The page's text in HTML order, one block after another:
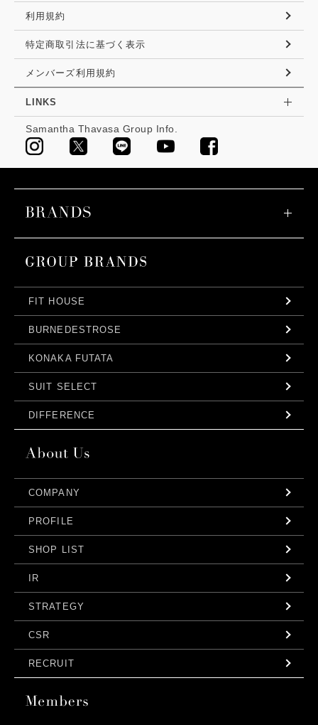
利用規約
特定商取引法に基づく表示
メンバーズ利用規約
LINKS
Samantha Thavasa Group Info.
FIT HOUSE
BURNEDESTROSE
KONAKA FUTATA
SUIT SELECT
DIFFERENCE
COMPANY
PROFILE
SHOP LIST
IR
STRATEGY
CSR
RECRUIT